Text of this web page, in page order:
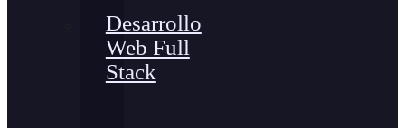
Desarrollo
Web Full
Stack